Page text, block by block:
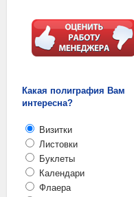
Какая полиграфия Вам
интересна?
Визитки
Листовки
Буклеты
Календари
Флаера